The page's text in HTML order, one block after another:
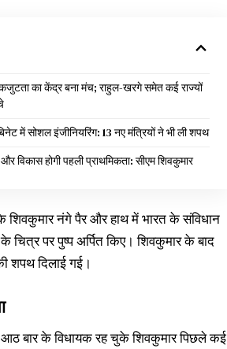
का केंद्र बना मंच; राहुल-खरगे समेत कई राज्यों
में सोशल इंजीनियरिंग: 13 नए मंत्रियों ने भी ली शपथ
विकास होगी पहली प्राथमिकता: सीएम शिवकुमार
नंगे पैर और हाथ में भारत के संविधान
पर पुष्प अर्पित किए। शिवकुमार के बाद
शपथ दिलाई गई।
आठ बार के विधायक रह चुके शिवकुमार पिछले कई